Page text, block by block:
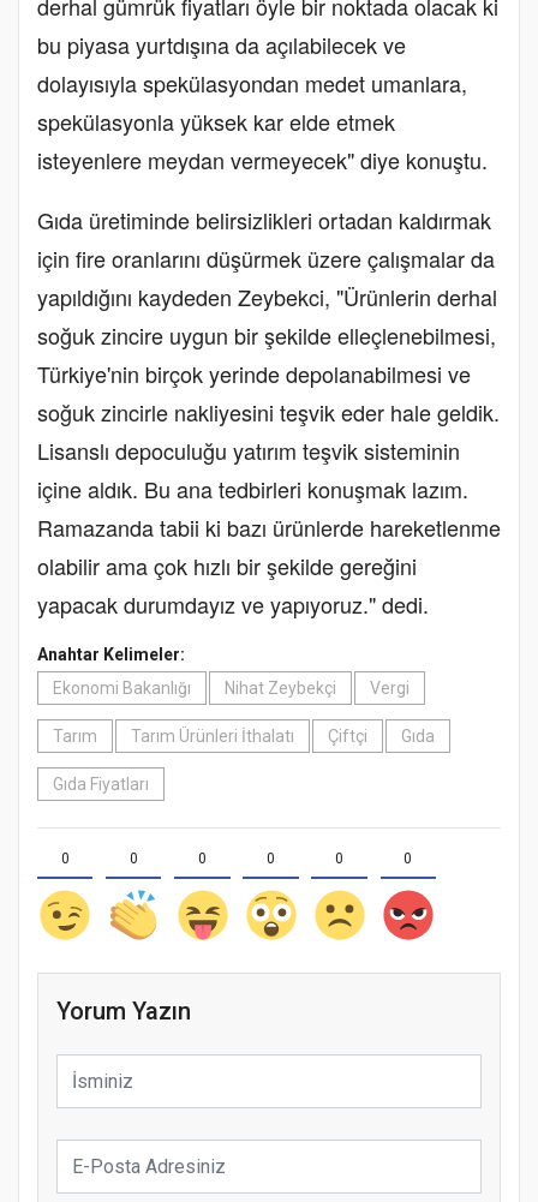
derhal gümrük fiyatları öyle bir noktada olacak ki
bu piyasa yurtdışına da açılabilecek ve
dolayısıyla spekülasyondan medet umanlara,
spekülasyonla yüksek kar elde etmek
isteyenlere meydan vermeyecek" diye konuştu.
Gıda üretiminde belirsizlikleri ortadan kaldırmak
için fire oranlarını düşürmek üzere çalışmalar da
yapıldığını kaydeden Zeybekci, "Ürünlerin derhal
soğuk zincire uygun bir şekilde elleçlenebilmesi,
Türkiye'nin birçok yerinde depolanabilmesi ve
soğuk zincirle nakliyesini teşvik eder hale geldik.
Lisanslı depoculuğu yatırım teşvik sisteminin
içine aldık. Bu ana tedbirleri konuşmak lazım.
Ramazanda tabii ki bazı ürünlerde hareketlenme
olabilir ama çok hızlı bir şekilde gereğini
yapacak durumdayız ve yapıyoruz." dedi.
Anahtar Kelimeler:
Ekonomi Bakanlığı
Nihat Zeybekçi Vergi
Tarım Tarım Ürünleri İthalatı Çiftçi Gıda
Gıda Fiyatları
0 0 0 0 0 0
Yorum Yazın